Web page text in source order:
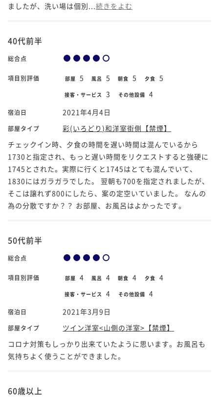
ましたが、洗い場は個別... 続きをよむ
40代前半
総合点
項目別評価 部屋 5 風呂 5 朝食 5 夕食 5
接客・サービス 3 その他設備 4
宿泊日 2021年4月4日
部屋タイプ
彩(いろどり)和洋室街側【禁煙】
チェックイン時、夕食の時間を遅い時間は混んでいるから
1730と指定され、もっと遅い時間をリクエストすると強硬に
1745とされた。実際に行くと1745はとても混んでいて、
1830にはガラガラでした。 翌朝も700を指定されましたが、
そこは譲れず800にしたら、案の定空いていました。 なんの
為の分散ですか？？ お部屋、お風呂はよかったです。
50代前半
総合点
項目別評価 部屋 4 風呂 4 朝食 4 夕食 4
接客・サービス 4 その他設備 4
宿泊日 2021年3月9日
部屋タイプ
ツイン洋室<山側の洋室>【禁煙】
コロナ対策もしっかり出来ていたように思います。お風呂も
気持ちよく使うことができました。
60歳以上